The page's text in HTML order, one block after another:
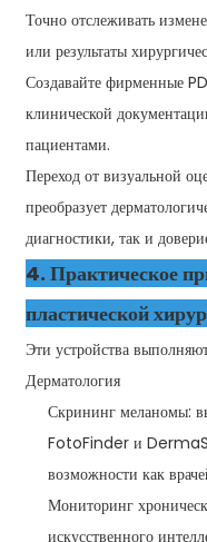
Точно отслеживать
или результаты
Создавайте фирменные
клинической
пациентами.
Переход от визуальной
преобразует
диагностики, так и
4. Практическое
пластической
Эти устройства
Дерматология
Скрининг меланомы:
FotoFinder и
возможности как
Мониторинг
искусственного